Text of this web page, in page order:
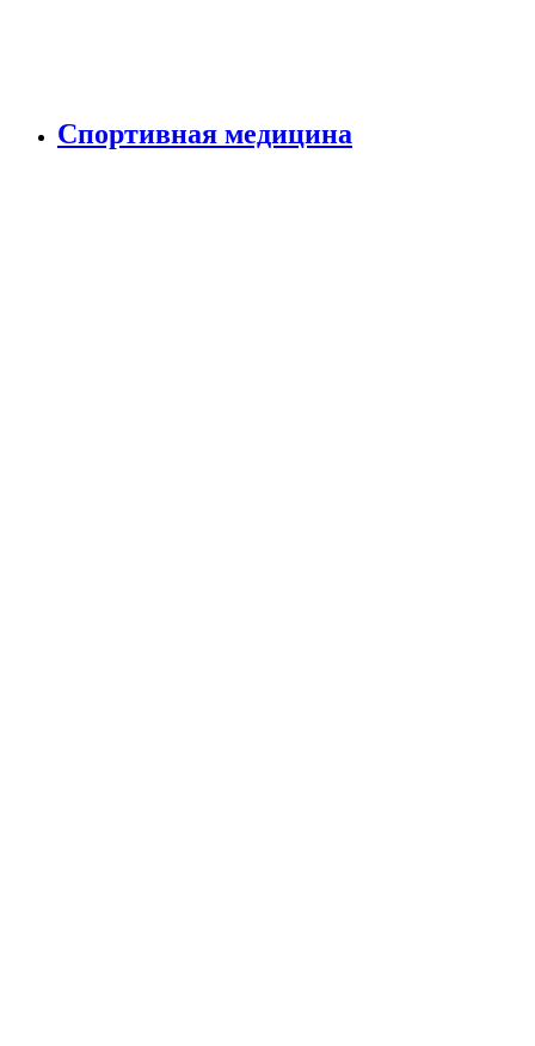
Спортивная медицина